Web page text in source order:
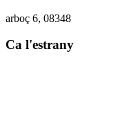
arboç 6, 08348
Ca l'estrany